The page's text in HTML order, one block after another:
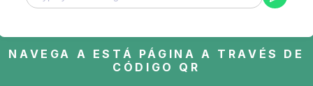
NAVEGA A ESTÁ PÁGINA A TRAVÉS DE
CÓDIGO QR